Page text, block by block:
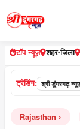
टॉप न्यूज़ शहर-जिला
ट्रेडिंग:
न्यूज़ › श्री डूंगरगढ़ न्यूज़ ›
Rajasthan